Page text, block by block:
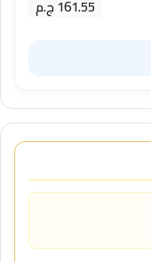
161.55 ج.م